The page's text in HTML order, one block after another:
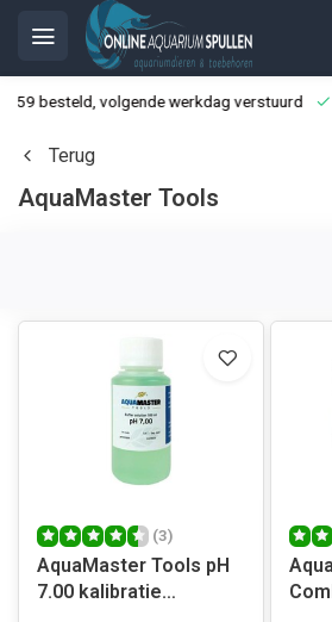
besteld, volgende werkdag verstuurd
Terug
AquaMaster Tools
(3)
AquaMaster Tools pH
7.00 kalibratie